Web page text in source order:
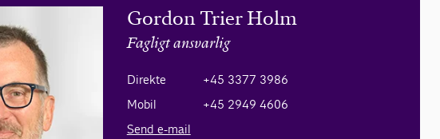
Gordon Trier Holm
Fagligt ansvarlig
Direkte
+45 3377 3986
Mobil
+45 2949 4606
Send e-mail